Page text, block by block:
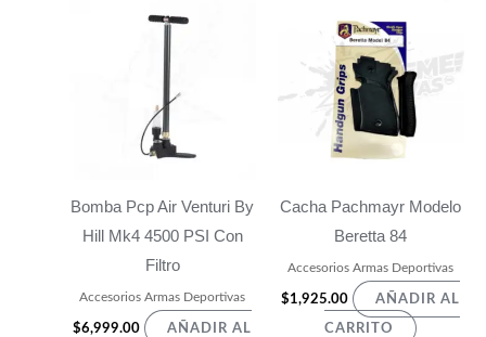
Bomba Pcp Air Venturi By
Hill Mk4 4500 PSI Con
Filtro
Accesorios Armas Deportivas
$6,999.00 AÑADIR AL
Cacha Pachmayr Modelo
Beretta 84
Accesorios Armas Deportivas
$1,925.00 AÑADIR AL
CARRITO